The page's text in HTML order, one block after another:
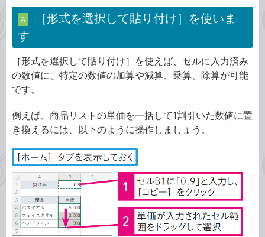
A
［形式を選択して貼り付け］を使いま
す
［形式を選択して貼り付け］を使えば、セルに入力済み
の数値に、特定の数値の加算や減算、乗算、除算が可能
です。
例えば、商品リストの単価を一括して1割引いた数値に置
き換えるには、以下のように操作しましょう。